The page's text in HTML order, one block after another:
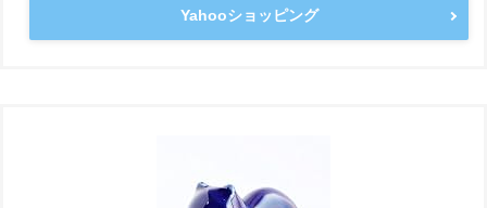
Yahooショッピング